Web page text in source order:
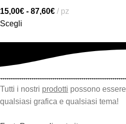
15,00€ - 87,60€
pz
Scegli
Tutti i nostri prodotti possono essere
qualsiasi grafica e qualsiasi tema!